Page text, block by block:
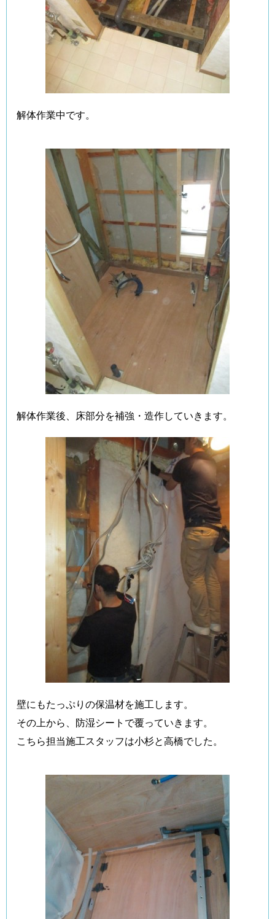
解体作業中です。
解体作業後、床部分を補強・造作していきます。
壁にもたっぷりの保温材を施工します。
その上から、防湿シートで覆っていきます。
こちら担当施工スタッフは小杉と高橋でした。